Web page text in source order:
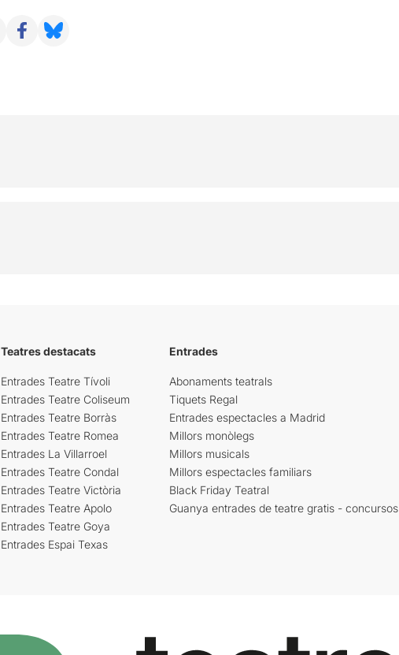
Teatres destacats
Entrades Teatre Tívoli
Entrades Teatre Coliseum
Entrades Teatre Borràs
Entrades Teatre Romea
Entrades La Villarroel
Entrades Teatre Condal
Entrades Teatre Victòria
Entrades Teatre Apolo
Entrades Teatre Goya
Entrades Espai Texas
Entrades
Abonaments teatrals
Tiquets Regal
Entrades espectacles a Madrid
Millors monòlegs
Millors musicals
Millors espectacles familiars
Black Friday Teatral
Guanya entrades de teatre gratis - concursos